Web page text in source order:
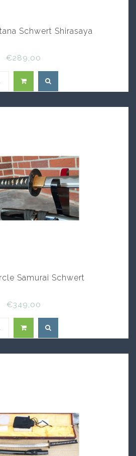
Schwert Shirasaya
€289,00
Samurai Schwert
€349,00